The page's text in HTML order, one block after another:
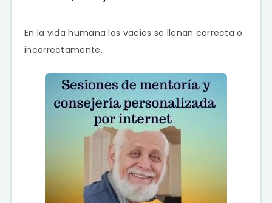
En la vida humana los vacios se llenan correcta o
incorrectamente.